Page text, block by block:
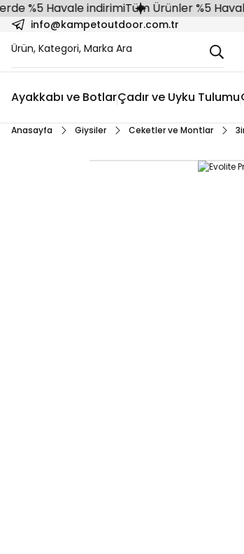
Havale indirimiTüm Ürünler %5 Havale
info@kampetoutdoor.com.tr
Ayakkabı ve BotlarÇadır ve Uyku Tulumu
Anasayfa Giysiler Ceketler ve Montlar